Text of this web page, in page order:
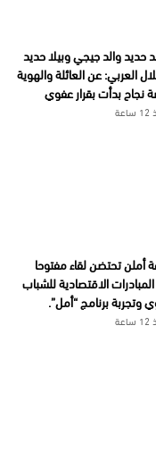
حديد والد جيجي وبيلا حديد
العربي: عن العائلة والهوية
نجاح بدأت بقرار عفوي
أملن تحتضن لقاء مفتوحا
الاقتصادية للشباب
وتجربة برنامج “أمل”.